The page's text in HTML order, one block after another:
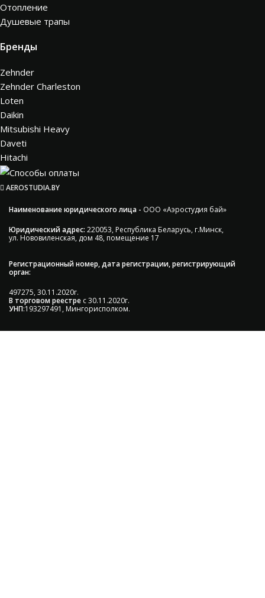
Отопление
Душевые трапы
Бренды
Zehnder
Zehnder Charleston
Loten
Daikin
Mitsubishi Heavy
Daveti
Hitachi
AEROSTUDIA.BY
Наименование юридического лица - ООО «Аэростудия бай»
Юридический адрес: 220053, Республика Беларусь, г.Минск,
ул. Нововиленская, дом 48, помещение 17
Регистрационный номер, дата регистрации, регистрирующий
орган:
497275, 30.11.2020г.
В торговом реестре с 30.11.2020г.
УНП:193297491, Мингорисполком.